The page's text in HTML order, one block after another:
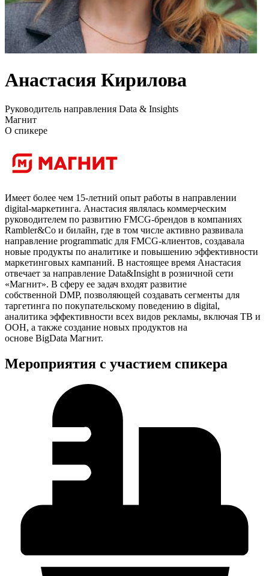
Анастасия Кирилова
Руководитель направления Data & Insights
Магнит
О спикере
Имеет более чем 15-летний опыт работы в направлении
digital-маркетинга. Анастасия являлась коммерческим
руководителем по развитию FMCG-брендов в компаниях
Rambler&Co и билайн, где в том числе активно развивала
направление programmatic для FMCG-клиентов, создавала
новые продукты по аналитике и повышению эффективности
маркетинговых кампаний. В настоящее время Анастасия
отвечает за направление Data&Insight в розничной сети
«Магнит». В сферу ее задач входят развитие
собственной DMP, позволяющей создавать сегменты для
таргетинга по покупательскому поведению в digital,
аналитика эффективности всех видов рекламы, включая ТВ и
OOH, а также создание новых продуктов на
основе BigData Магнит.
Мероприятия с участием спикера